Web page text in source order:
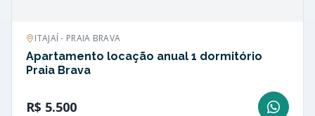
ITAJAÍ - PRAIA BRAVA
Apartamento locação anual 1 dormitório
Praia Brava
R$ 5.500